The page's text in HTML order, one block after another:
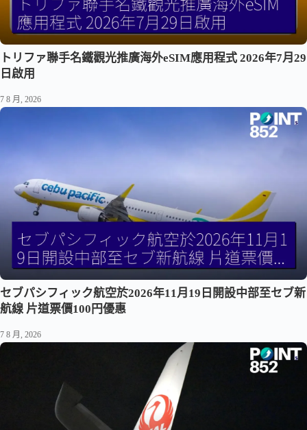
トリファ聯手名鐵觀光推廣海外eSIM應用程式 2026年7月29
日啟用
7 8 月, 2026
セブパシフィック航空於2026年11月19日開設中部至セブ新
航線 片道票價100円優惠
7 8 月, 2026